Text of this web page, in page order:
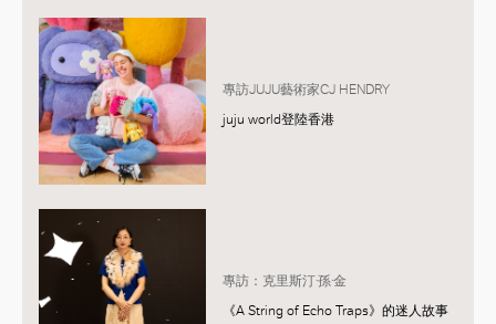
專訪JUJU藝術家CJ HENDRY
juju world登陸香港
專訪：克里斯汀·孫·金
《A String of Echo Traps》的迷人故事